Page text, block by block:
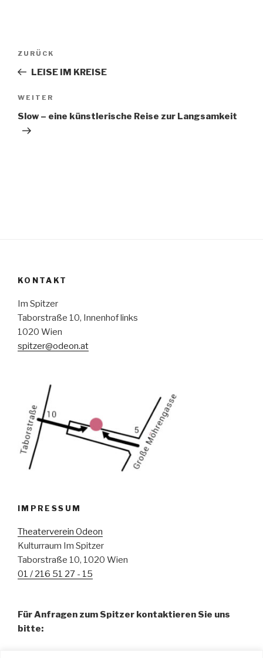
Beitragsnavigation
Vorheriger
Beitrag
ZURÜCK
LEISE IM KREISE
Nächster
Beitrag
WEITER
Slow – eine künstlerische Reise zur Langsamkeit
KONTAKT
Im Spitzer
Taborstraße 10, Innenhof links
1020 Wien
spitzer@odeon.at
IMPRESSUM
Theaterverein Odeon
Kulturraum Im Spitzer
Taborstraße 10, 1020 Wien
01 / 216 51 27 - 15
Für Anfragen zum Spitzer kontaktieren Sie uns
bitte: